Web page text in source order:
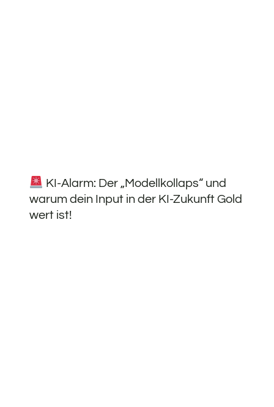
KI-Alarm: Der „Modellkollaps“ und
warum dein Input in der KI-Zukunft Gold
wert ist!